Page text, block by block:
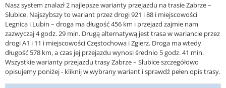
Nasz system znalazł 2 najlepsze warianty przejazdu na trasie Zabrze –
Słubice. Najszybszy to wariant przez drogi 921 i 88 i miejscowości
Legnica i Lubin – droga ma długość 456 km i przejazd zajmie nam
zazwyczaj 4 godz. 29 min. Drugą alternatywą jest trasa w wariancie przez
drogi A1 i 11 i miejscowości Częstochowa i Zgierz. Droga ma wtedy
długość 578 km, a czas jej przejazdu wynosi średnio 5 godz. 41 min.
Wszystkie warianty przejazdu trasy Zabrze – Słubice szczegółowo
opisujemy poniżej - kliknij w wybrany wariant i sprawdź pełen opis trasy.